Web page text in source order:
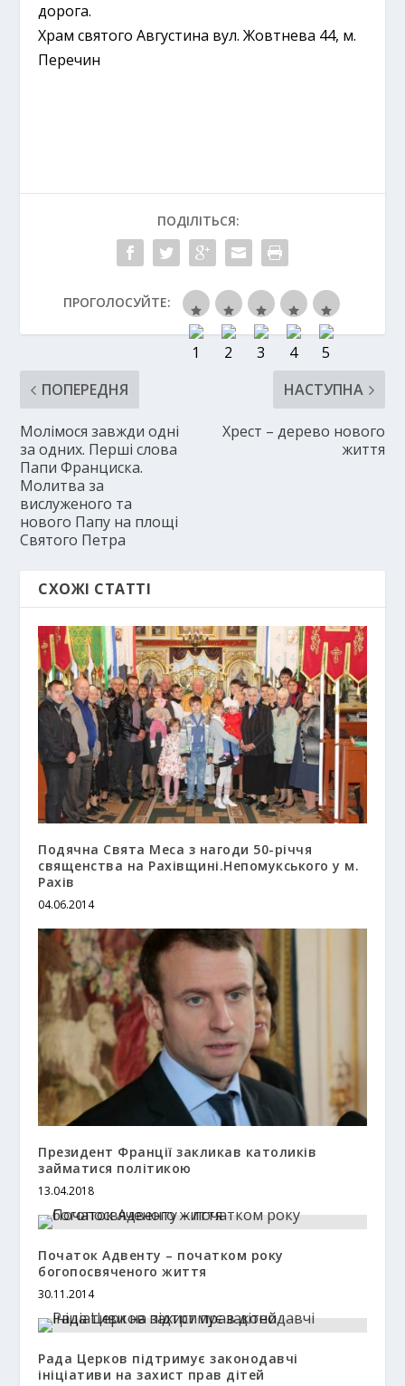
дорога.
Храм святого Августина вул. Жовтнева 44, м.
Перечин
ПОДІЛІТЬСЯ:
ПРОГОЛОСУЙТЕ:
ПОПЕРЕДНЯ
Молімося завжди одні
за одних. Перші слова
Папи Франциска.
Молитва за
вислуженого та
нового Папу на площі
Святого Петра
НАСТУПНА
Хрест – дерево нового
життя
СХОЖІ СТАТТІ
Подячна Свята Меса з нагоди 50-річчя
священства на Рахівщині.Непомукського у м.
Рахів
04.06.2014
Президент Франції закликав католиків
займатися політикою
13.04.2018
Початок Адвенту – початком року
богопосвяченого життя
30.11.2014
Рада Церков підтримує законодавчі
ініціативи на захист прав дітей